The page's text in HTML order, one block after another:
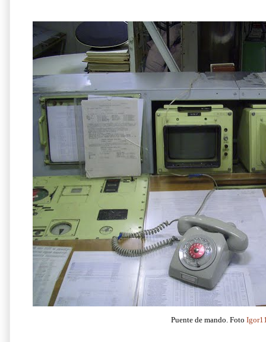
Puente de mando. Foto